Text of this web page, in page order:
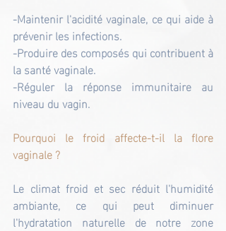
-Maintenir l'acidité vaginale, ce qui aide à
prévenir les infections.
-Produire des composés qui contribuent à
la santé vaginale.
-Réguler la réponse immunitaire au
niveau du vagin.
Pourquoi le froid affecte-t-il la flore
vaginale ?
Le climat froid et sec réduit l'humidité
ambiante, ce qui peut diminuer
l'hydratation naturelle de notre zone